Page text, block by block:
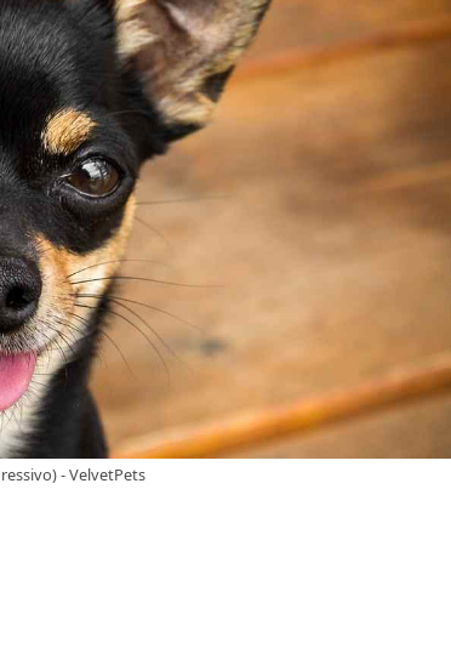
- VelvetPets